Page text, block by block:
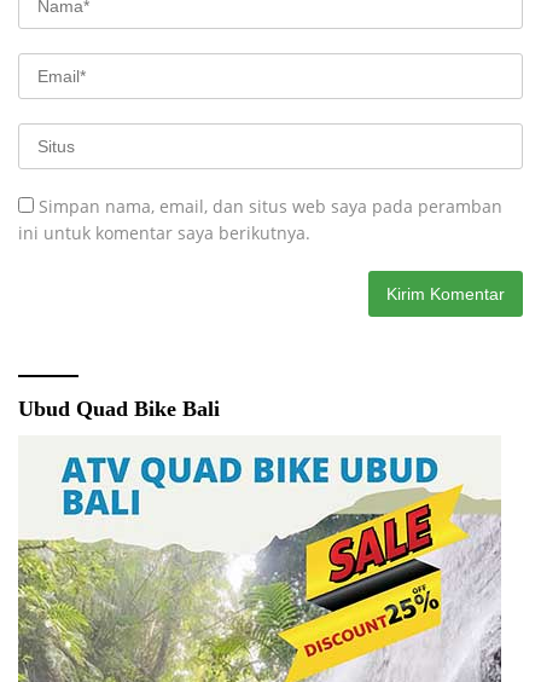
Simpan nama, email, dan situs web saya pada peramban
ini untuk komentar saya berikutnya.
Ubud Quad Bike Bali